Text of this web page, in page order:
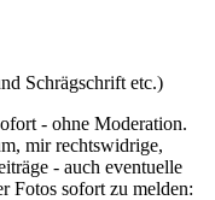
Schrägschrift etc.)
- ohne Moderation.
mir rechtswidrige,
- auch eventuelle
Fotos sofort zu melden: